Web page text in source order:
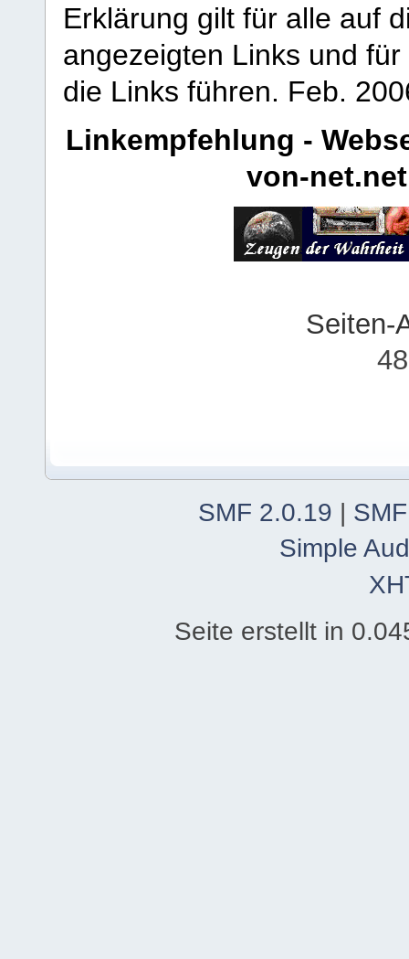
Erklärung gilt für alle auf
angezeigten Links und
die Links führen. Feb.
Linkempfehlung -
von-net.net
Seiten-
SMF 2.0.19 |
Simple
Seite erstellt in